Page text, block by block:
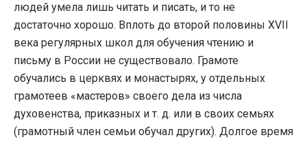
людей умела лишь читать и писать, и то не
достаточно хорошо. Вплоть до второй половины XVII
века регулярных школ для обучения чтению и
письму в России не существовало. Грамоте
обучались в церквях и монастырях, у отдельных
грамотеев «мастеров» своего дела из числа
духовенства, приказных и т. д. или в своих семьях
(грамотный член семьи обучал других). Долгое время